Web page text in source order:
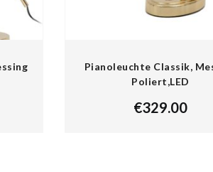
Pianoleuchte Classik,
Poliert,LED
€329.00